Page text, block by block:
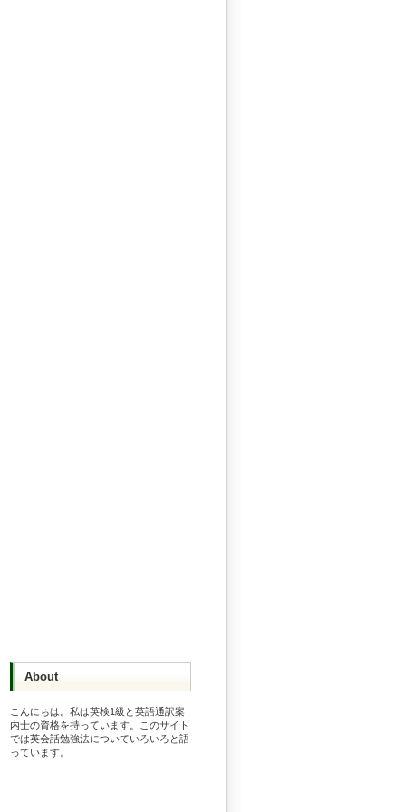
About
こんにちは。私は英検1級と英語通訳案
内士の資格を持っています。このサイト
では英会話勉強法についていろいろと語
っています。